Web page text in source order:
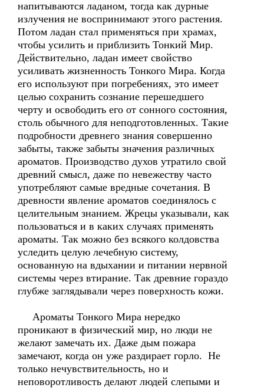
напитываются ладаном, тогда как дурные
излучения не воспринимают этого растения.
Потом ладан стал применяться при храмах,
чтобы усилить и приблизить Тонкий Мир.
Действительно, ладан имеет свойство
усиливать жизненность Тонкого Мира. Когда
его используют при погребениях, это имеет
целью сохранить сознание перешедшего
черту и освободить его от сонного состояния,
столь обычного для неподготовленных. Такие
подробности древнего знания совершенно
забыты, также забыты значения различных
ароматов. Производство духов утратило свой
древний смысл, даже по невежеству часто
употребляют самые вредные сочетания. В
древности явление ароматов соединялось с
целительным знанием. Жрецы указывали, как
пользоваться и в каких случаях применять
ароматы. Так можно без всякого колдовства
уследить целую лечебную систему,
основанную на вдыхании и питании нервной
системы через втирание. Так древние гораздо
глубже заглядывали через поверхность кожи.
Ароматы Тонкого Мира нередко
проникают в физический мир, но люди не
желают замечать их. Даже дым пожара
замечают, когда он уже раздирает горло. Не
только нечувствительность, но и
неповоротливость делают людей слепыми и